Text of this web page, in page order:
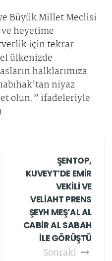
Büyük Millet Meclisi
ve heyetime
için tekrar
ülkenizde
halklarımıza
niyaz
olun.” ifadeleriyle
ŞENTOP,
KUVEYT’DE EMİR
VEKİLİ VE
VELİAHT PRENS
ŞEYH MEŞ’AL AL
CABİR AL SABAH
İLE GÖRÜŞTÜ
Sonraki